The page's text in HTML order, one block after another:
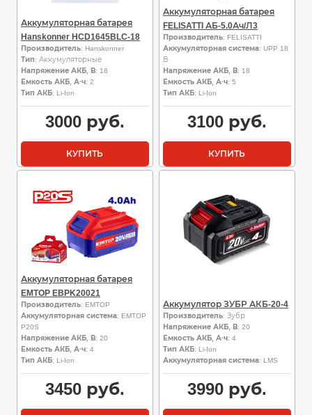
Аккумуляторная батарея
Hanskonner HCD1645BLC-18
Производитель: Hanskonner
Тип: Аккумуляторные
Напряжение АКБ, В: 18
Емкость АКБ, А·ч: 2
Тип АКБ: Li-Ion
3000руб.
КУПИТЬ
Аккумуляторная батарея
FELISATTI АБ-5.0Ач/Л3
Производитель: FELISATTI
Аккумуляторная система: UPP 18
В
Напряжение АКБ, В: 18
Емкость АКБ, А·ч: 5
Тип АКБ: Li-Ion
3100руб.
КУПИТЬ
Аккумуляторная батарея
EMTOP EBPK20021
Производитель: EMTOP
Аккумуляторная система: EMTOP
P20S
Напряжение АКБ, В: 20
Емкость АКБ, А·ч: 4
Тип АКБ: Li-Ion
3450руб.
Аккумулятор ЗУБР АКБ-20-4
Производитель: Зубр
Напряжение АКБ, В: 20
Емкость АКБ, А·ч: 4
Тип АКБ: Li-Ion
Аккумуляторная система: LMS
3990руб.